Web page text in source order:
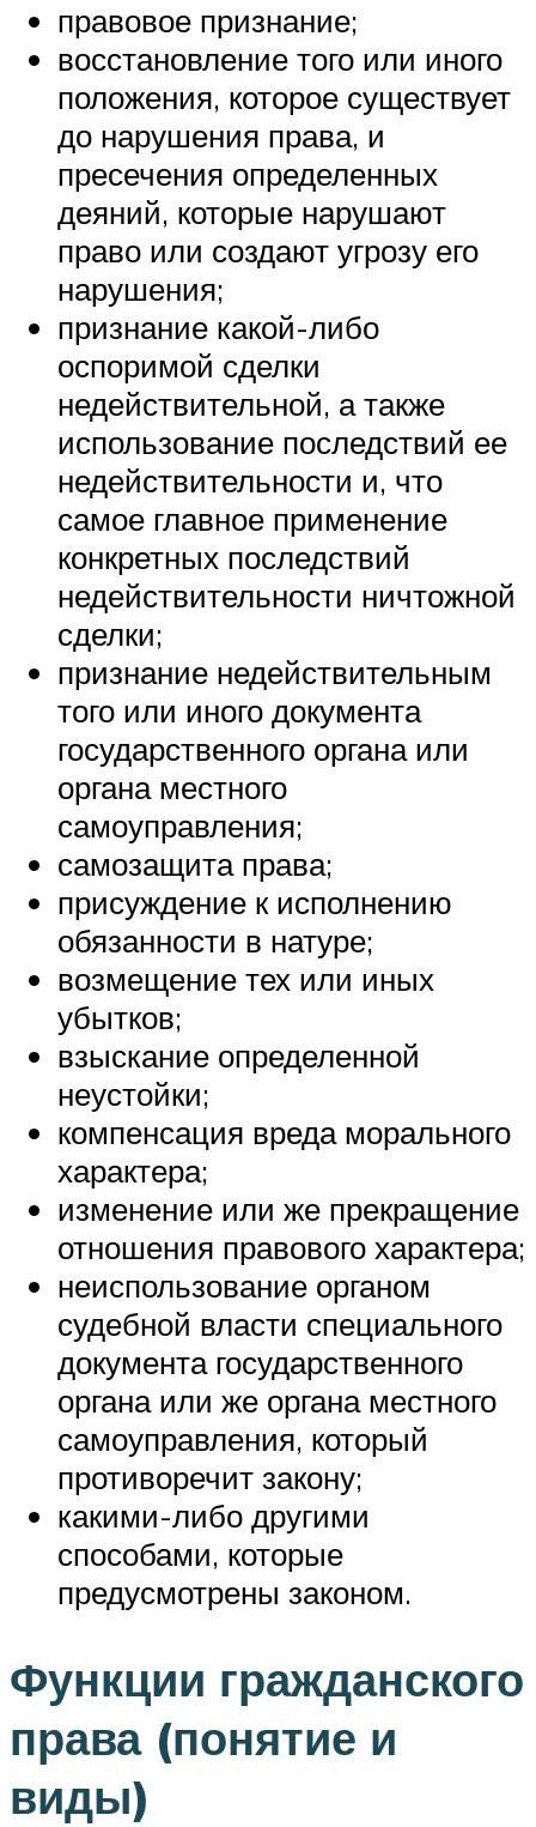
правовое признание;
восстановление того или иного
положения, которое существует
до нарушения права, и
пресечения определенных
деяний, которые нарушают
право или создают угрозу его
нарушения;
признание какой-либо
оспоримой сделки
недействительной, а также
использование последствий ее
недействительности и, что
самое главное применение
конкретных последствий
недействительности ничтожной
сделки;
признание недействительным
того или иного документа
государственного органа или
органа местного
самоуправления;
самозащита права;
присуждение к исполнению
обязанности в натуре;
возмещение тех или иных
убытков;
взыскание определенной
неустойки;
компенсация вреда морального
характера;
изменение или же прекращение
отношения правового характера;
неиспользование органом
судебной власти специального
документа государственного
органа или же органа местного
самоуправления, который
противоречит закону;
какими-либо другими
способами, которые
предусмотрены законом.
Функции гражданского
права (понятие и
виды)